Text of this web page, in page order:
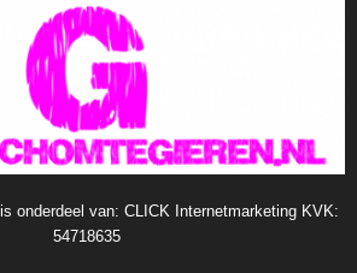
onderdeel van: CLICK Internetmarketing KVK:
54718635